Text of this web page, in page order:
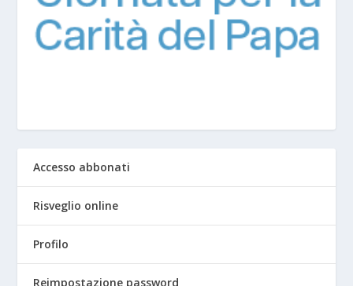
Accesso abbonati
Risveglio online
Profilo
Reimpostazione password